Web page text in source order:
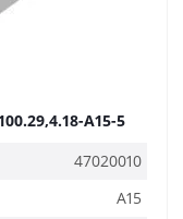
A15-5
47020010
A15